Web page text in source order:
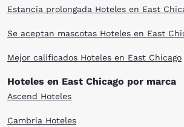
Estancia prolongada Hoteles en East
Se aceptan mascotas Hoteles en East
Mejor calificados Hoteles en East Chicago
Hoteles en East Chicago por marca
Ascend Hoteles
Cambria Hoteles